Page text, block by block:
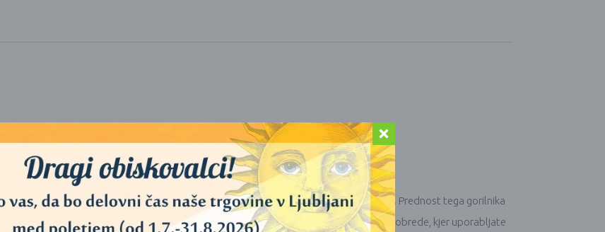
kvaliteta. Ta gorilnik ima na voljo sito (za naravna kadila ali smolo) in posodico za olja. Prednost tega gorilnika
Ne potrebujete oglja oz. ogljenih briketov, samo čajno svečko.
Zelo primeren za obrede, kjer uporabljate